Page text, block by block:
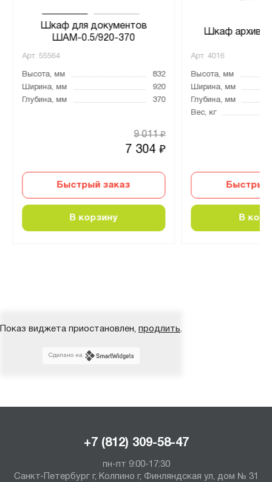
Шкаф для документов
ШАМ-0.5/920-370
Арт. 55564
Высота, мм
832
Ширина, мм
920
Глубина, мм
370
7 304₽
9 011₽
Быстрый заказ
В корзину
Шкаф
Арт. 4016
Высота, мм
Ширина, мм
Глубина, мм
Вес, кг
Быстрый
В
Показ виджета приостановлен, продлить.
Сделано на
+7 (812) 309-58-47
пн-пт 9:00-17:30
Санкт-Петербург г, Колпино г, Финляндская ул, дом № 31